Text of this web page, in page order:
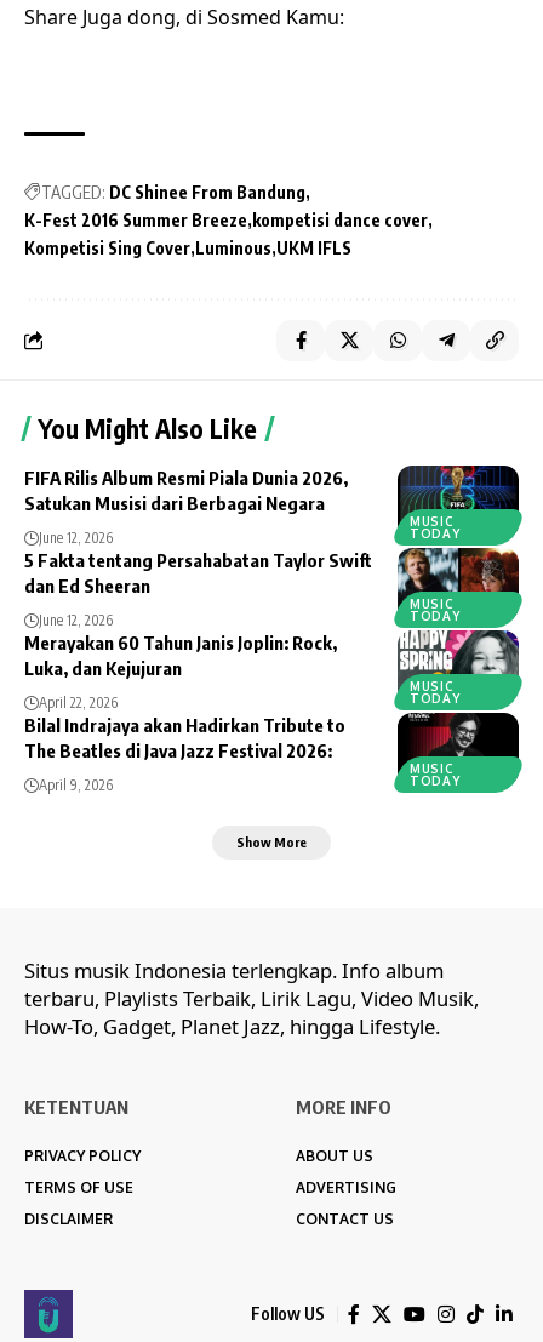
Share Juga dong, di Sosmed Kamu:
TAGGED: DC Shinee From Bandung
K-Fest 2016 Summer Breeze kompetisi dance cover
Kompetisi Sing Cover Luminous UKM IFLS
You Might Also Like
MUSIC
TODAY
FIFA Rilis Album Resmi Piala Dunia 2026,
Satukan Musisi dari Berbagai Negara
June 12, 2026
MUSIC
TODAY
5 Fakta tentang Persahabatan Taylor Swift
dan Ed Sheeran
June 12, 2026
MUSIC
TODAY
Merayakan 60 Tahun Janis Joplin: Rock,
Luka, dan Kejujuran
April 22, 2026
MUSIC
TODAY
Bilal Indrajaya akan Hadirkan Tribute to
The Beatles di Java Jazz Festival 2026:
April 9, 2026
Show More
Situs musik Indonesia terlengkap. Info album
terbaru, Playlists Terbaik, Lirik Lagu, Video Musik,
How-To, Gadget, Planet Jazz, hingga Lifestyle.
KETENTUAN
PRIVACY POLICY
TERMS OF USE
DISCLAIMER
MORE INFO
ABOUT US
ADVERTISING
CONTACT US
Follow US